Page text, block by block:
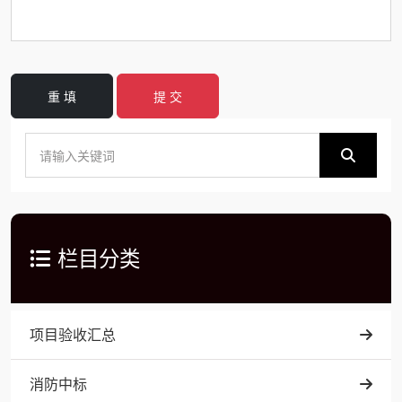
重 填 提 交
栏目分类
项目验收汇总
消防中标